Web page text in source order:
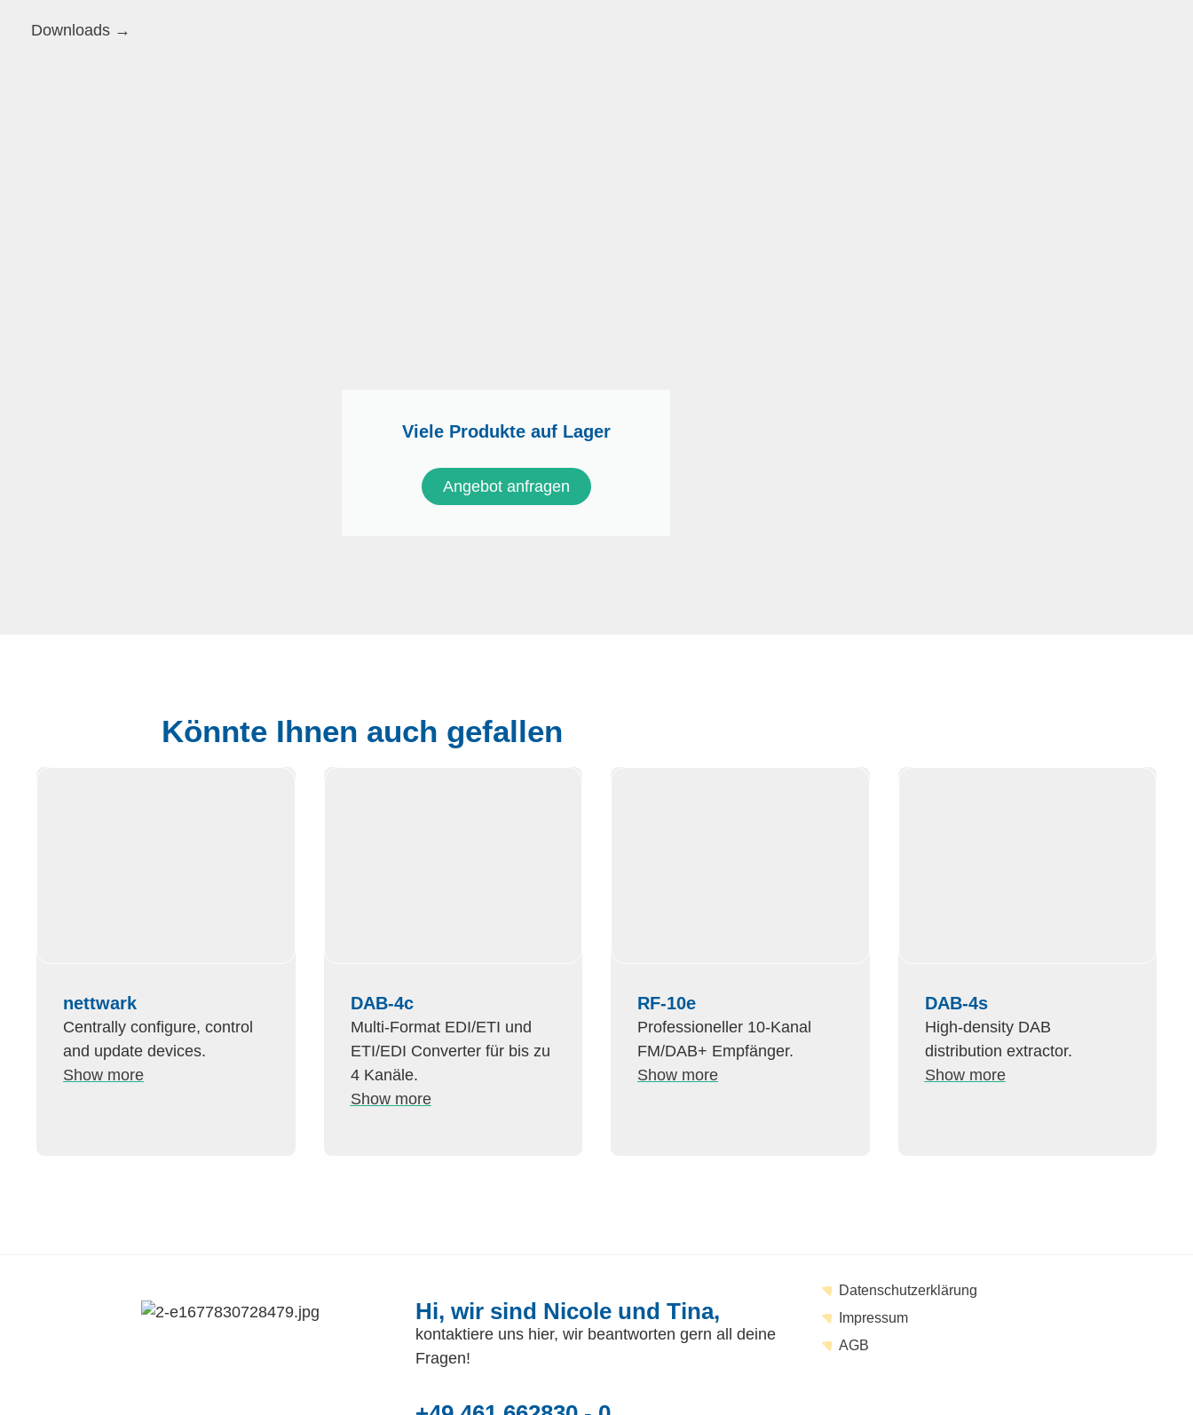
Downloads →
Viele Produkte auf Lager
Angebot anfragen
Könnte Ihnen auch gefallen
nettwark
Centrally configure, control
and update devices.
Show more
DAB-4c
Multi-Format EDI/ETI und
ETI/EDI Converter für bis zu
4 Kanäle.
Show more
RF-10e
Professioneller 10-Kanal
FM/DAB+ Empfänger.
Show more
DAB-4s
High-density DAB
distribution extractor.
Show more
Hi, wir sind Nicole und Tina,
kontaktiere uns hier, wir beantworten gern all deine
Fragen!
Datenschutzerklärung
Impressum
AGB